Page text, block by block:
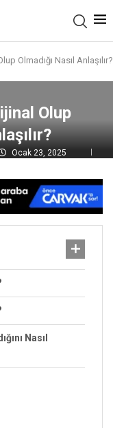
Olmadığı Nasıl Anlaşılır?
Olup
Ocak 23, 2025
Nasıl